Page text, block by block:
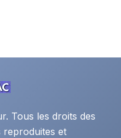
Tous les droits des
reproduites et